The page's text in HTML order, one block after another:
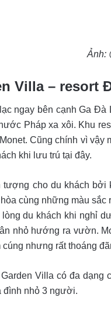
Ảnh:
Villa – resort
ngay bên cạnh Ga
Pháp xa xôi. Khu
Cũng chính vì
khi lưu trú tại đây.
tượng cho du khách
cùng những màu
du khách khi nghỉ
nhỏ hướng ra vườn.
cúng nhưng rất thoáng
Villa có đa
đình nhỏ 3 người.